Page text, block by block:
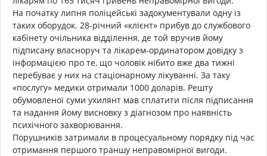
На початку липня поліцейські задокументували одну із
таких оборудок. 28-річний «клієнт» прибув до службового
кабінету очільника відділення, де той вручив йому
підписану власноруч та лікарем-ординатором довідку з
інформацією про те, що чоловік нібито вже два тижні
перебуває у них на стаціонарному лікуванні. За таку
«послугу» медики отримали 1000 доларів. Решту
обумовленої суми ухилянт мав сплатити після підписання
та надання йому висновку з діагнозом про наявність
психічного захворювання.
Порушників затримали в процесуальному порядку під час
отримання першого траншу неправомірної вигоди.